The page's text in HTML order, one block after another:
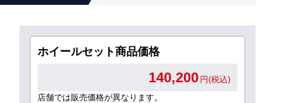
ホイールセット商品価格
140,200 円(税込)
店舗では販売価格が異なります。